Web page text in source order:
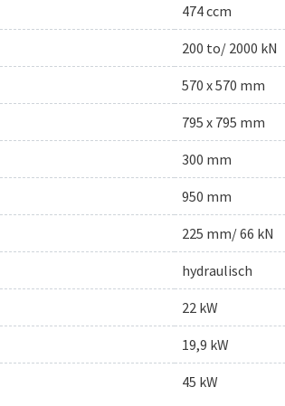
474 ccm
200 to/ 2000 kN
570 x 570 mm
795 x 795 mm
300 mm
950 mm
225 mm/ 66 kN
hydraulisch
22 kW
19,9 kW
45 kW